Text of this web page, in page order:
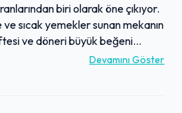
biri olarak öne çıkıyor.
sıcak yemekler sunan mekanın
ve döneri büyük beğeni
tatlı seçenekleri de müşteriler
Devamını Göster